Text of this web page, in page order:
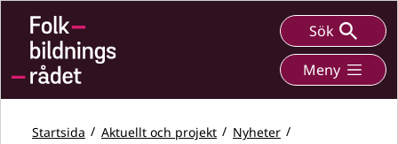
Sök
Meny
Startsida Aktuellt och projekt
Nyheter